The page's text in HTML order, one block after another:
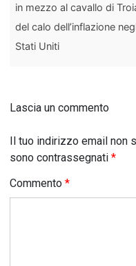
in mezzo al cavallo di
del calo dell’inflazione
Stati Uniti
Lascia un commento
Il tuo indirizzo email non
sono contrassegnati *
Commento *